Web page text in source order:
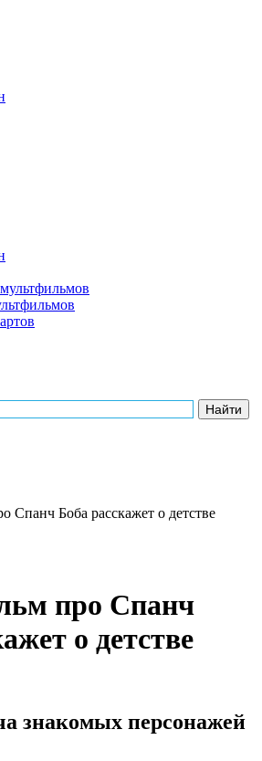
Спанч Боба расскажет о детстве
про Спанч
о детстве
знакомых персонажей